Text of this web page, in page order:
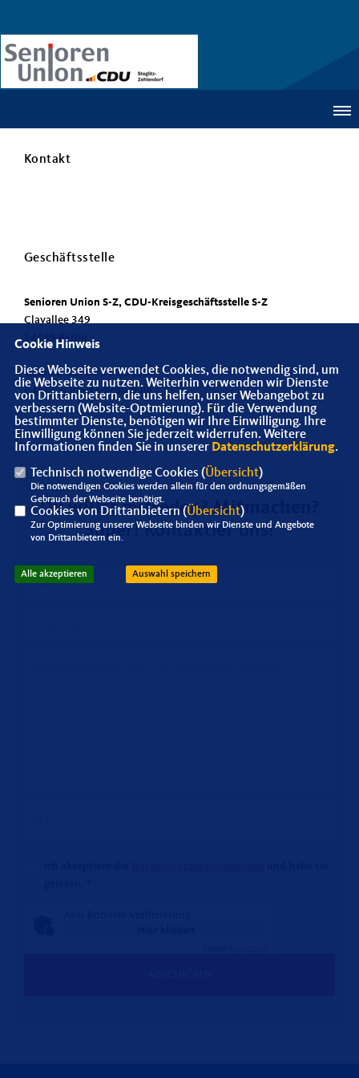
Kontakt
Geschäftsstelle
Senioren Union S-Z, CDU-Kreisgeschäftsstelle S-Z
Clayallee 349
14169 Berlin
Telefon: 0176 75 911 393
E-Mail: b.luecke@cdusz.de
Du willst mitreden? Mitmachen?
Super! Kontaktier uns!
Cookie Hinweis
Diese Webseite verwendet Cookies, die notwendig sind, um
die Webseite zu nutzen. Weiterhin verwenden wir Dienste
von Drittanbietern, die uns helfen, unser Webangebot zu
verbessern (Website-Optmierung). Für die Verwendung
bestimmter Dienste, benötigen wir Ihre Einwilligung. Ihre
Einwilligung können Sie jederzeit widerrufen. Weitere
Informationen finden Sie in unserer Datenschutzerklärung.
Technisch notwendige Cookies (Übersicht)
Die notwendigen Cookies werden allein für den ordnungsgemäßen
Gebrauch der Webseite benötigt.
Cookies von Drittanbietern (Übersicht)
Zur Optimierung unserer Webseite binden wir Dienste und Angebote
von Drittanbietern ein.
Alle akzeptieren Auswahl speichern